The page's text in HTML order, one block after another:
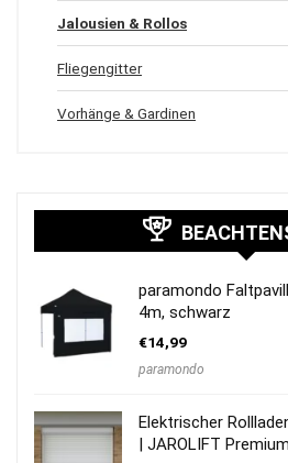
Jalousien & Rollos
Fliegengitter
Vorhänge & Gardinen
paramondo
4m, schwarz
€14,99
paramondo
Elektrischer
| JAROLIFT